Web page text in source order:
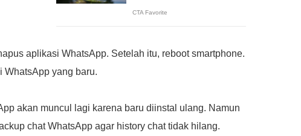
aplikasi WhatsApp. Setelah itu, reboot smartphone.
WhatsApp yang baru.
akan muncul lagi karena baru diinstal ulang. Namun
chat WhatsApp agar history chat tidak hilang.